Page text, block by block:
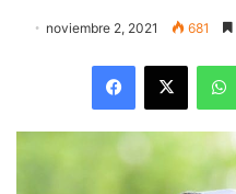
noviembre 2, 2021 681
Facebook
X